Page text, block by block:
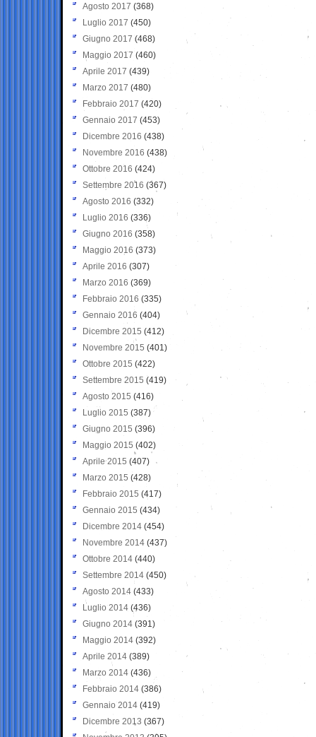
Agosto 2017 (368)
Luglio 2017 (450)
Giugno 2017 (468)
Maggio 2017 (460)
Aprile 2017 (439)
Marzo 2017 (480)
Febbraio 2017 (420)
Gennaio 2017 (453)
Dicembre 2016 (438)
Novembre 2016 (438)
Ottobre 2016 (424)
Settembre 2016 (367)
Agosto 2016 (332)
Luglio 2016 (336)
Giugno 2016 (358)
Maggio 2016 (373)
Aprile 2016 (307)
Marzo 2016 (369)
Febbraio 2016 (335)
Gennaio 2016 (404)
Dicembre 2015 (412)
Novembre 2015 (401)
Ottobre 2015 (422)
Settembre 2015 (419)
Agosto 2015 (416)
Luglio 2015 (387)
Giugno 2015 (396)
Maggio 2015 (402)
Aprile 2015 (407)
Marzo 2015 (428)
Febbraio 2015 (417)
Gennaio 2015 (434)
Dicembre 2014 (454)
Novembre 2014 (437)
Ottobre 2014 (440)
Settembre 2014 (450)
Agosto 2014 (433)
Luglio 2014 (436)
Giugno 2014 (391)
Maggio 2014 (392)
Aprile 2014 (389)
Marzo 2014 (436)
Febbraio 2014 (386)
Gennaio 2014 (419)
Dicembre 2013 (367)